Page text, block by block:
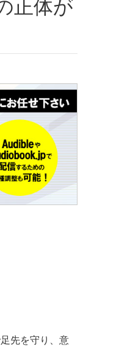
先を守り、意